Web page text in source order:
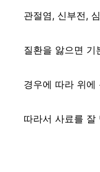
관절염, 신부전,
질환을 앓으면 기
경우에 따라 위에
따라서 사료를 잘